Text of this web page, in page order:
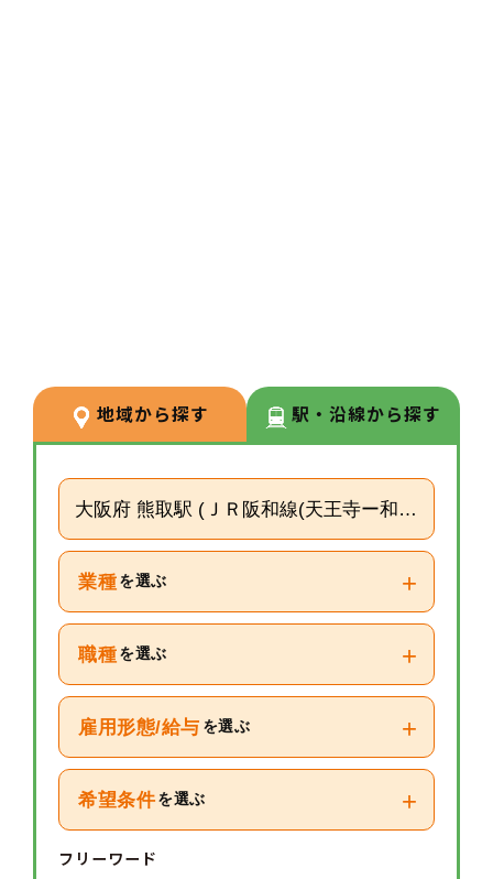
ーターや研修など＋αの業務チャ
レンジの可能性もございます。
地域から探す 駅・沿線から探す
大阪府 熊取駅 (ＪＲ阪和線(天王寺ー和歌山))
業種 を選ぶ +
職種 を選ぶ +
雇用形態/給与 を選ぶ +
希望条件 を選ぶ +
フリーワード